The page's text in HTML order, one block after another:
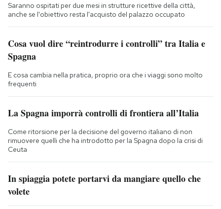
Saranno ospitati per due mesi in strutture ricettive della città,
anche se l'obiettivo resta l'acquisto del palazzo occupato
Cosa vuol dire “reintrodurre i controlli” tra Italia e
Spagna
E cosa cambia nella pratica, proprio ora che i viaggi sono molto
frequenti
La Spagna imporrà controlli di frontiera all’Italia
Come ritorsione per la decisione del governo italiano di non
rimuovere quelli che ha introdotto per la Spagna dopo la crisi di
Ceuta
In spiaggia potete portarvi da mangiare quello che
volete